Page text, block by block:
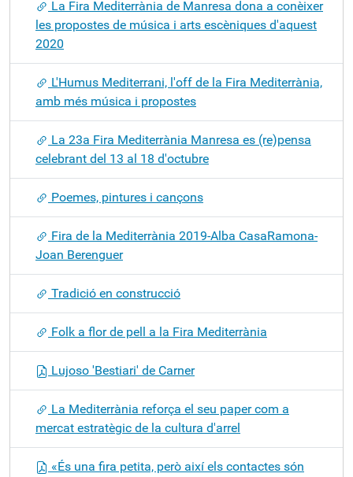
La Fira Mediterrània de Manresa dona a conèixer
les propostes de música i arts escèniques d'aquest
2020
L'Humus Mediterrani, l'off de la Fira Mediterrània,
amb més música i propostes
La 23a Fira Mediterrània Manresa es (re)pensa
celebrant del 13 al 18 d'octubre
Poemes, pintures i cançons
Fira de la Mediterrània 2019-Alba CasaRamona-
Joan Berenguer
Tradició en construcció
Folk a flor de pell a la Fira Mediterrània
Lujoso 'Bestiari' de Carner
La Mediterrània reforça el seu paper com a
mercat estratègic de la cultura d'arrel
«És una fira petita, però així els contactes són